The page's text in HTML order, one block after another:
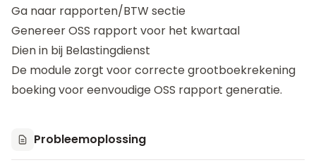
Ga naar rapporten/BTW sectie
Genereer OSS rapport voor het kwartaal
Dien in bij Belastingdienst
De module zorgt voor correcte grootboekrekening
boeking voor eenvoudige OSS rapport generatie.
Probleemoplossing